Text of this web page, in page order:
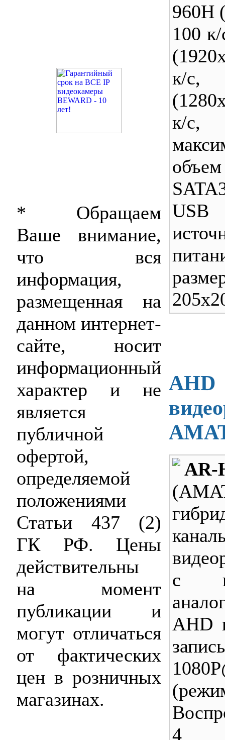
* Обращаем
Ваше внимание,
что вся
информация,
размещенная на
данном интернет-
сайте, носит
информационный
характер и не
является
публичной
офертой,
определяемой
положениями
Статьи 437 (2)
ГК РФ. Цены
действительны
на момент
публикации и
могут отличаться
от фактических
цен в розничных
магазинах.
960H
100
к/
к/с,
AHD
AR-
с
AHD
4